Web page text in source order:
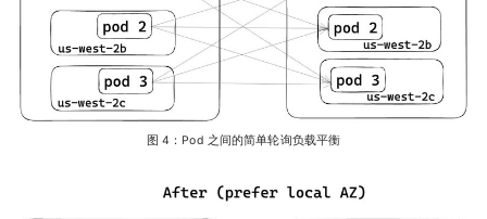
图 4：Pod 之间的简单轮询负载平衡